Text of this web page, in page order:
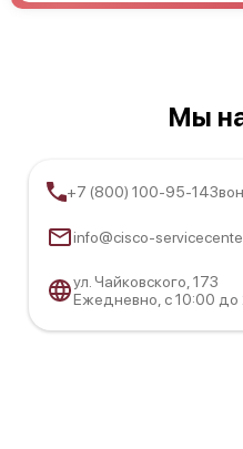
Мы
+7 (800) 100-95-14
info@cisco-
ул. Чайковского, 173
Ежедневно, с 10:00 до